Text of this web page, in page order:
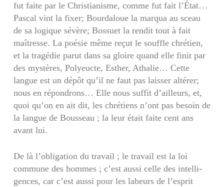
fut faite par le Christianisme, comme fut fait l’État…
Pascal vint la fixer; Bourdaloue la marqua au sceau
de sa logique sévère; Bossuet la rendit tout à fait
maîtresse. La poésie même reçut le souffle chrétien,
et la tragédie parut dans sa gloire quand elle finit par
des mystères, Polyeucte, Esther, Athalie… Cette
langue est un dépôt qu’il ne faut pas laisser altérer;
nous en répondrons… Elle nous suffit d’ailleurs, et,
quoi qu’on en ait dit, les chrétiens n’ont pas besoin de
la langue de Bousseau ; la leur était faite cent ans
avant lui.
De là l’obligation du travail ; le travail est la loi
commune des hommes ; c’est aussi celle des intelli­
gences, car c’est aussi pour les labeurs de l’esprit